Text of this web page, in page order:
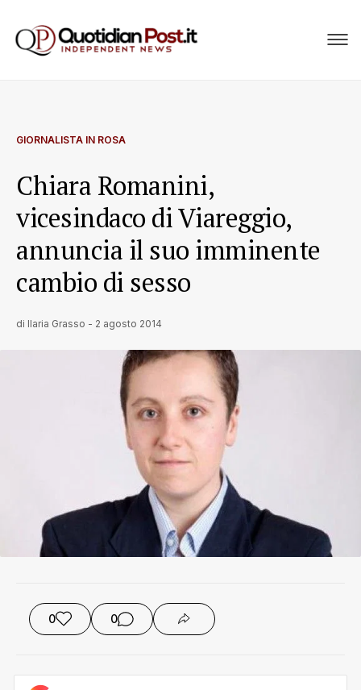
GIORNALISTA IN ROSA
Chiara Romanini,
vicesindaco di Viareggio,
annuncia il suo imminente
cambio di sesso
di Ilaria Grasso - 2 agosto 2014
0 0